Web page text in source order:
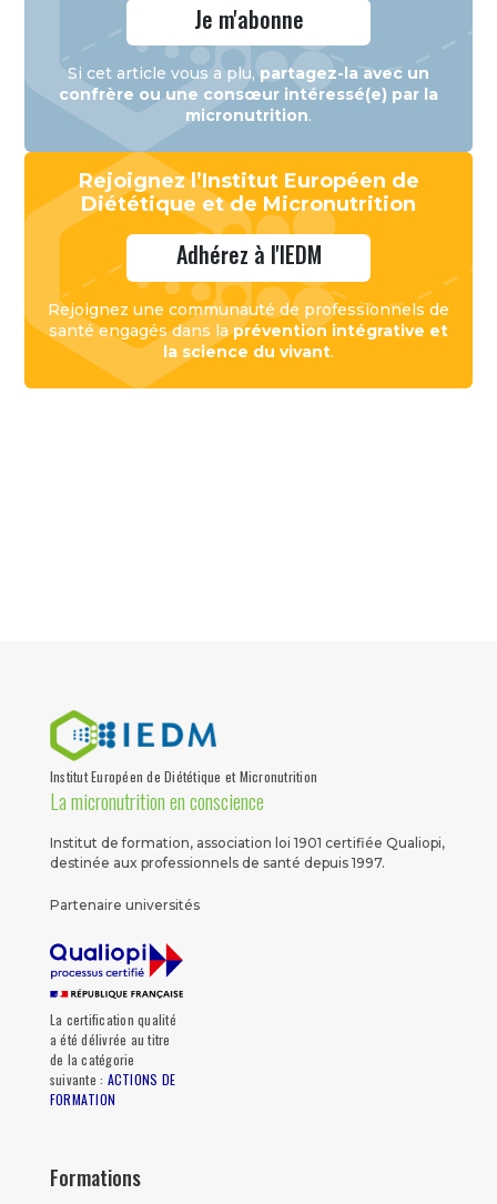
Je m'abonne
Si cet article vous a plu, partagez-la avec un
confrère ou une consœur intéressé(e) par la
micronutrition.
Rejoignez l’Institut Européen de
Diététique et de Micronutrition
Adhérez à l'IEDM
Rejoignez une communauté de professionnels de
santé engagés dans laprévention intégrative et
la science du vivant.
Institut Européen de Diététique et Micronutrition
La micronutrition en conscience
Institut de formation, association loi 1901 certifiée Qualiopi,
destinée aux professionnels de santé depuis 1997.
Partenaire universités
La certification qualité
a été délivrée au titre
de la catégorie
suivante : ACTIONS DE
FORMATION
Formations